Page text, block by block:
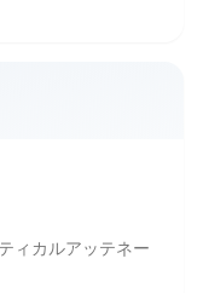
ィカルアッテネー